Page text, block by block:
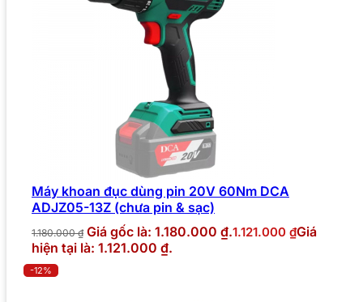
Máy khoan đục dùng pin 20V 60Nm DCA
ADJZ05-13Z (chưa pin & sạc)
1.180.000₫ Giá gốc là: 1.180.000 ₫.1.121.000 ₫Giá
hiện tại là: 1.121.000 ₫.
-12%